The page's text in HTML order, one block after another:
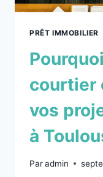
PRÊT IMMOBILIER
courtier
vos
à
Paradmin